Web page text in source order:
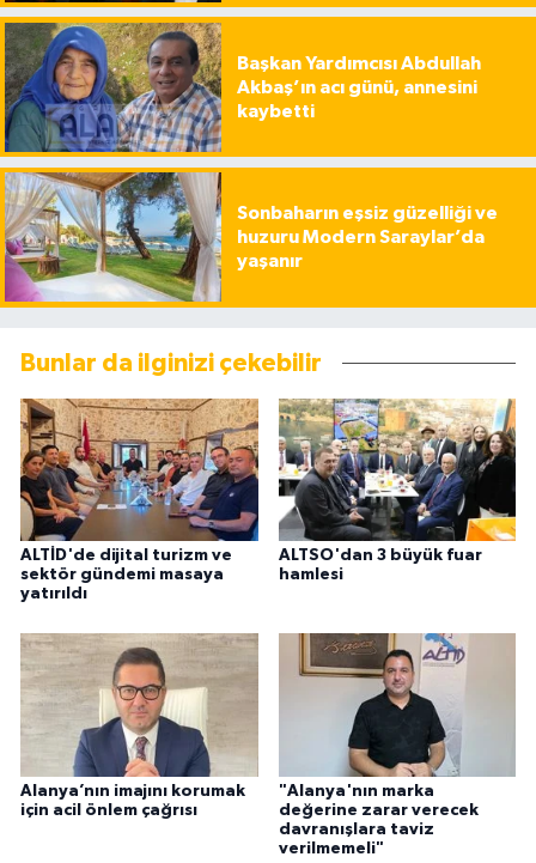
Başkan Yardımcısı Abdullah
Akbaş’ın acı günü, annesini
kaybetti
Sonbaharın eşsiz güzelliği ve
huzuru Modern Saraylar’da
yaşanır
Bunlar da ilginizi çekebilir
ALTİD'de dijital turizm ve
sektör gündemi masaya
yatırıldı
ALTSO'dan 3 büyük fuar
hamlesi
Alanya’nın imajını korumak
için acil önlem çağrısı
"Alanya'nın marka
değerine zarar verecek
davranışlara taviz
verilmemeli"